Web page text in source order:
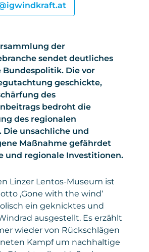
der
sendet deutliches
Bundespolitik. Die vor
geschickte,
des
bedroht die
des regionalen
Die unsachliche und
Maßnahme gefährdet
und regionale Investitionen.
Linzer Lentos-Museum ist
‚Gone with the wind‘
ein geknicktes und
ausgestellt. Es erzählt
wieder von Rückschlägen
Kampf um nachhaltige